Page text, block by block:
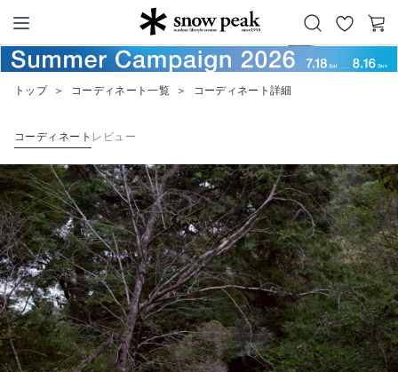
Snow Peak
お
気
カ
ー
トップ ＞ コーディネート一覧 ＞ コーディネート詳細
コーディネート レビュー